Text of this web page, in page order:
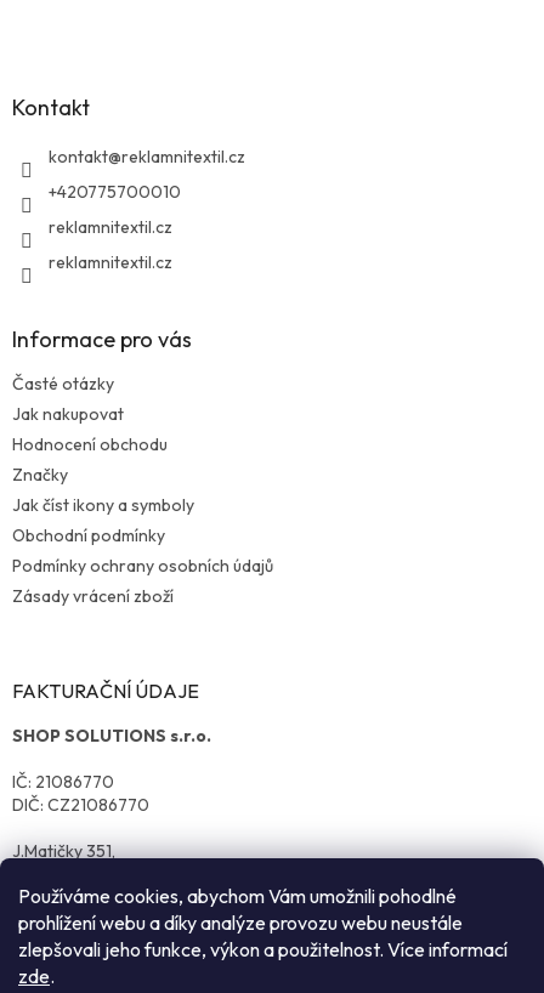
Používáme cookies, abychom Vám umožnili pohodlné
prohlížení webu a díky analýze provozu webu neustále
zlepšovali jeho funkce, výkon a použitelnost. Více informací
zde.
Kontakt
kontakt@reklamnitextil.cz
+420775700010
reklamnitextil.cz
reklamnitextil.cz
Informace pro vás
Časté otázky
Jak nakupovat
Hodnocení obchodu
Značky
Jak číst ikony a symboly
Obchodní podmínky
Podmínky ochrany osobních údajů
Zásady vrácení zboží
FAKTURAČNÍ ÚDAJE
SHOP SOLUTIONS s.r.o.
IČ: 21086770
DIČ: CZ21086770
J.Matičky 351,